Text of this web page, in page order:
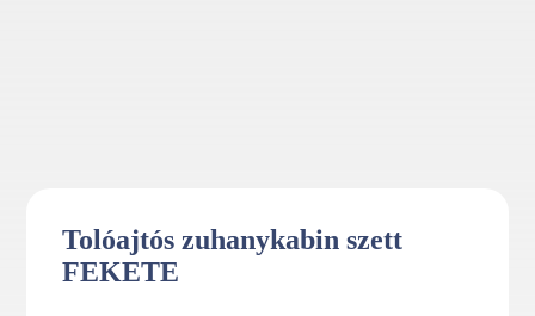
Tolóajtós zuhanykabin szett
FEKETE